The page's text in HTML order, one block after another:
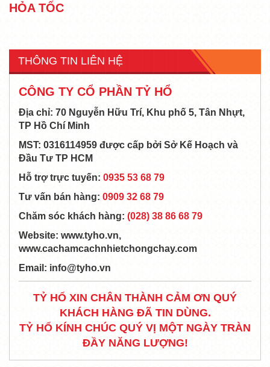
HỎA TỐC
THÔNG TIN LIÊN HỆ
CÔNG TY CỔ PHẦN TỶ HỔ
Địa chỉ: 70 Nguyễn Hữu Trí, Khu phố 5, Tân Nhựt,
TP Hồ Chí Minh
MST: 0316114959 được cấp bởi Sở Kế Hoạch và
Đầu Tư TP HCM
Hỗ trợ trực tuyến: 0935 53 68 79
Tư vấn bán hàng: 0909 32 68 79
Chăm sóc khách hàng: (028) 38 86 68 79
Website: www.tyho.vn,
www.cachamcachnhietchongchay.com
Email: info@tyho.vn
TỶ HỔ XIN CHÂN THÀNH CẢM ƠN QUÝ
KHÁCH HÀNG ĐÃ TIN DÙNG.
TỶ HỔ KÍNH CHÚC QUÝ VỊ MỘT NGÀY TRÀN
ĐẦY NĂNG LƯỢNG!